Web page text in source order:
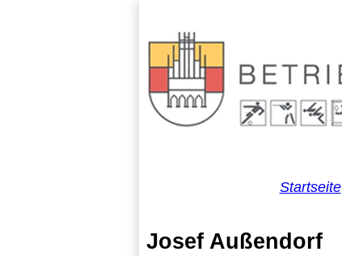
Startseite
Josef Außendorf